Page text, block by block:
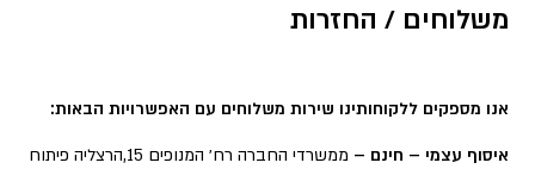
משלוחים / החזרות
אנו מספקים ללקוחותינו שירות משלוחים עם האפשרויות הבאות:
איסוף עצמי – חינם –
ממשרדי החברה רח׳ המנופים 15,הרצליה פיתוח